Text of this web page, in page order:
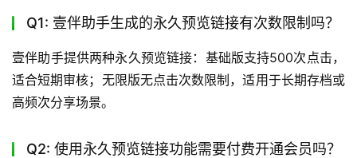
Q1: 壹伴助手生成的永久预览链接有次数限制吗？
壹伴助手提供两种永久预览链接：基础版支持500次点击，
适合短期审核；无限版无点击次数限制，适用于长期存档或
高频次分享场景。
Q2: 使用永久预览链接功能需要付费开通会员吗？